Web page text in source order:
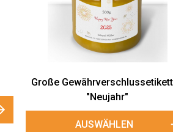
Große
"Neujahr"
AUSWÄHLEN